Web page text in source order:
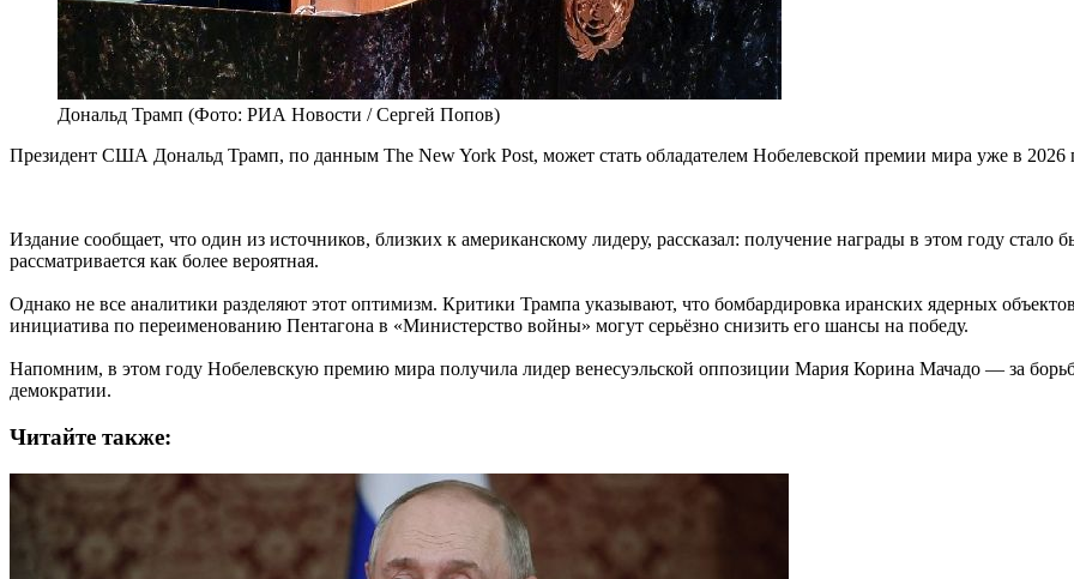
Дональд Трамп (Фото: РИА Новости / Сергей Попов)
Президент США Дональд Трамп, по данным The New York Post, может стать обладателем Нобелевской премии мира уже в 2026
Издание сообщает, что один из источников, близких к американскому лидеру, рассказал: получение награды в этом году
рассматривается как более вероятная.
Однако не все аналитики разделяют этот оптимизм. Критики Трампа указывают, что бомбардировка иранских ядерных
инициатива по переименованию Пентагона в «Министерство войны» могут серьёзно снизить его шансы на победу.
Напомним, в этом году Нобелевскую премию мира получила лидер венесуэльской оппозиции Мария Корина Мачадо — за
демократии.
Читайте также: